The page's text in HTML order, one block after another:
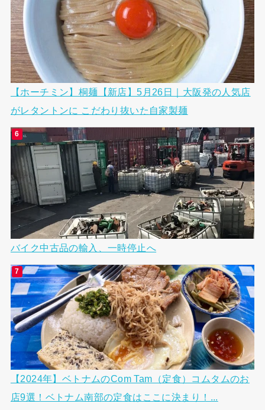
【ホーチミン】桐麺【新店】5月26日｜大阪発の人気店
がレタントンに こだわり抜いた自家製麺
バイク中古品の輸入、一時停止へ
【2024年】ベトナムのCom Tam（定食）コムタムのお
店9選！ベトナム南部の定食はここに決まり！...